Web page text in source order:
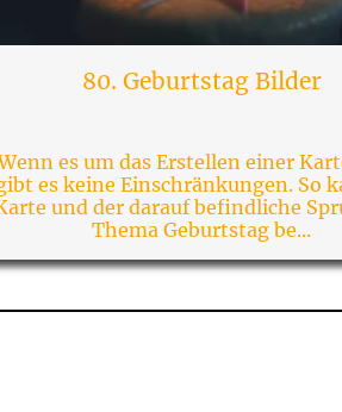
80. Geburtstag Bilder
es um das Erstellen einer
es keine Einschränkungen. So
und der darauf befindliche
Thema Geburtstag be...